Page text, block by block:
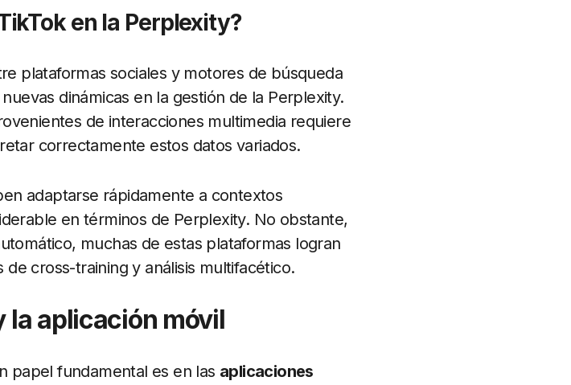
en la Perplexity?
plataformas sociales y motores de búsqueda
dinámicas en la gestión de la Perplexity.
de interacciones multimedia requiere
correctamente estos datos variados.
adaptarse rápidamente a contextos
en términos de Perplexity. No obstante,
muchas de estas plataformas logran
cross-training y análisis multifacético.
la aplicación móvil
papel fundamental es en las aplicaciones